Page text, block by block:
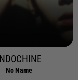
INDOCHINE
No Name